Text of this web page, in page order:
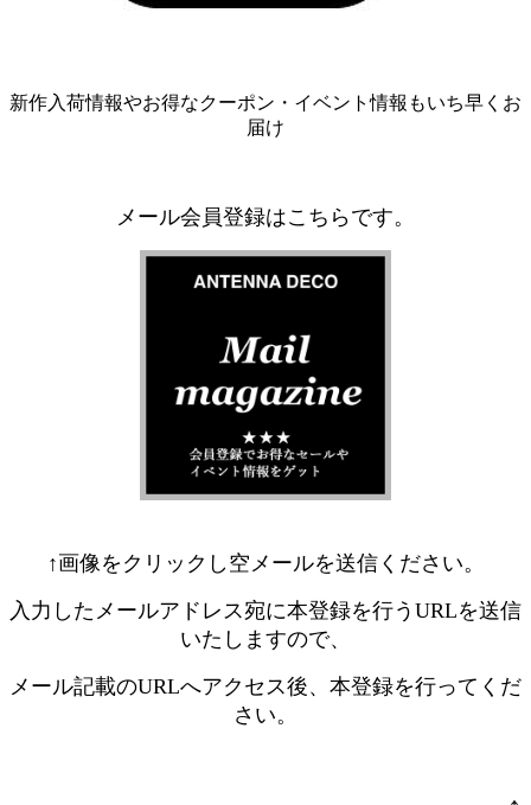
新作入荷情報やお得なクーポン・イベント情報もいち早くお
届け
メール会員登録はこちらです。
↑画像をクリックし空メールを送信ください。
入力したメールアドレス宛に本登録を行うURLを送信
いたしますので、
メール記載のURLへアクセス後、本登録を行ってくだ
さい。